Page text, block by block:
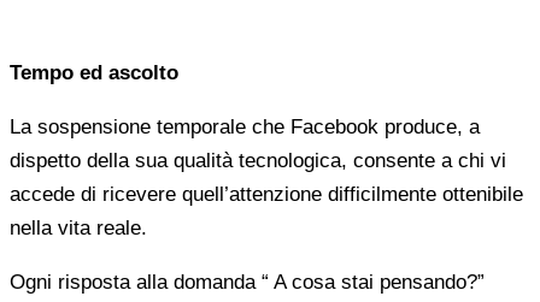
Tempo ed ascolto
La sospensione temporale che Facebook produce, a
dispetto della sua qualità tecnologica, consente a chi vi
accede di ricevere quell’attenzione difficilmente ottenibile
nella vita reale.
Ogni risposta alla domanda “ A cosa stai pensando?”